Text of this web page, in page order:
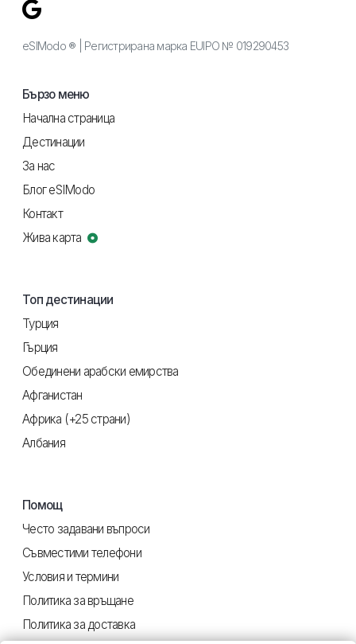
eSIModo ® | Регистрирана марка EUIPO № 019290453
Бързо меню
Начална страница
Дестинации
За нас
Блог eSIModo
Контакт
Жива карта
Топ дестинации
Турция
Гърция
Обединени арабски емирства
Афганистан
Африка (+25 страни)
Албания
Помощ
Често задавани въпроси
Съвместими телефони
Условия и термини
Политика за връщане
Политика за доставка